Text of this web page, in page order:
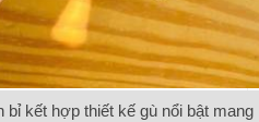
bỉ kết hợp thiết kế gù nổi bật